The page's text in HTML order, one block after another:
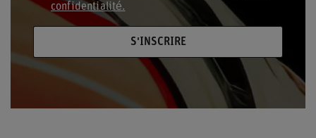
confidentialité.
S'INSCRIRE